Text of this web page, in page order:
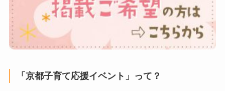
「京都子育て応援イベント」って？